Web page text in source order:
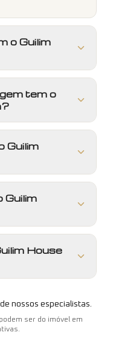
o Guilim
tem o
Guilim
Guilim
House
nossos especialistas.
ser do imóvel em